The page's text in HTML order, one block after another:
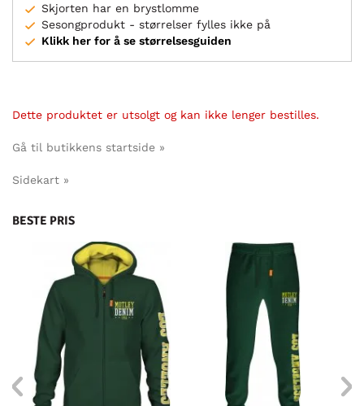
Skjorten har en brystlomme
Sesongprodukt - størrelser fylles ikke på
Klikk her for å se størrelsesguiden
Dette produktet er utsolgt og kan ikke lenger bestilles.
Gå til butikkens startside »
Sidekart »
BESTE PRIS